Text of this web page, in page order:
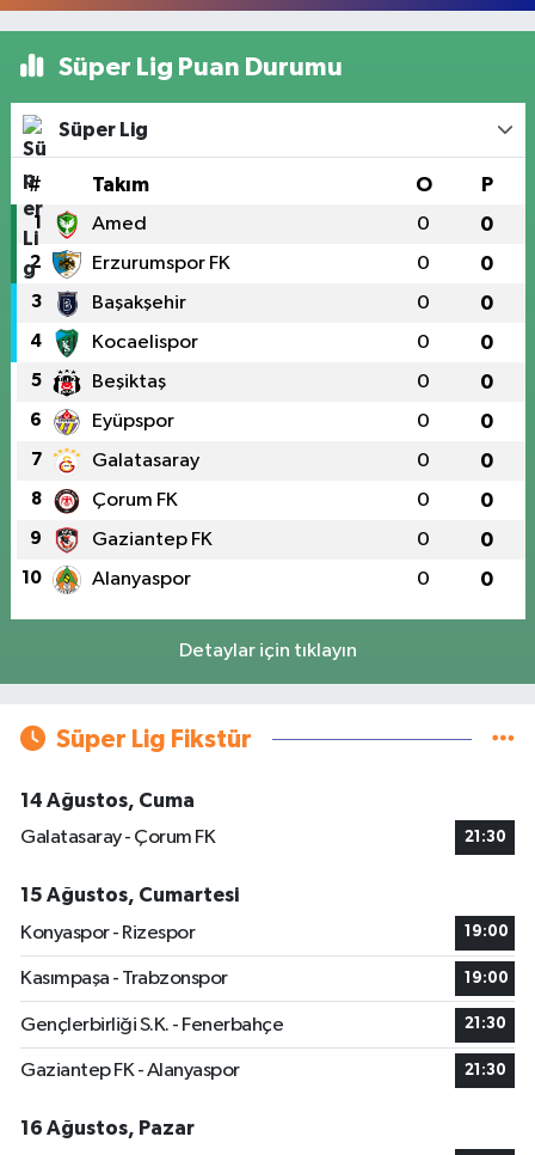
Süper Lig Puan Durumu
Süper Lig
# Takım O P
1 Amed 0 0
2 Erzurumspor FK 0 0
3 Başakşehir 0 0
4 Kocaelispor 0 0
5 Beşiktaş 0 0
6 Eyüpspor 0 0
7 Galatasaray 0 0
8 Çorum FK 0 0
9 Gaziantep FK 0 0
10 Alanyaspor 0 0
Detaylar için tıklayın
Süper Lig Fikstür
14 Ağustos, Cuma
Galatasaray - Çorum FK
21:30
15 Ağustos, Cumartesi
Konyaspor - Rizespor
19:00
Kasımpaşa - Trabzonspor 19:00
Gençlerbirliği S.K. - Fenerbahçe 21:30
Gaziantep FK - Alanyaspor 21:30
16 Ağustos, Pazar